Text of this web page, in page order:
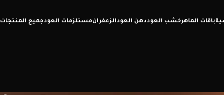
باقات الماهرخشب العوددهن العودالزعفرانمستلزمات العودجميع المنتجات